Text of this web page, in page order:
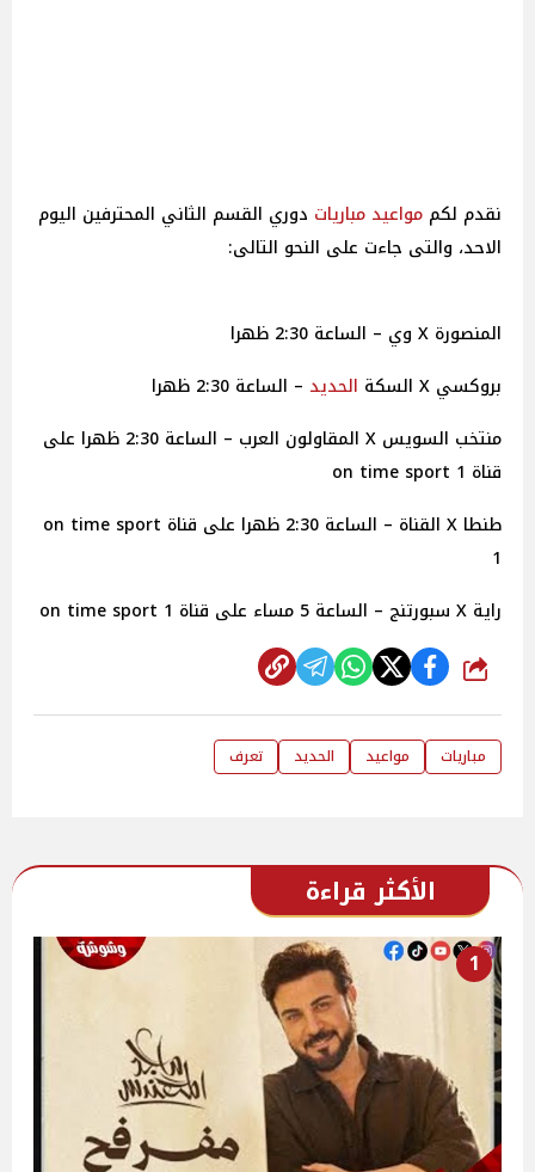
نقدم لكم مواعيد مباريات دوري القسم الثاني المحترفين اليوم
الاحد، والتى جاءت على النحو التالى:
المنصورة X وي – الساعة 2:30 ظهرا
بروكسي X السكة
الحديد – الساعة 2:30 ظهرا
منتخب السويس X المقاولون العرب – الساعة 2:30 ظهرا على
قناة on time sport 1
طنطا‏ X القناة – الساعة 2:30 ظهرا على قناة on time sport
1
راية X سبورتنج – الساعة 5 مساء على قناة on time sport 1
شارك
مباريات مواعيد الحديد تعرف
الأكثر قراءة
1